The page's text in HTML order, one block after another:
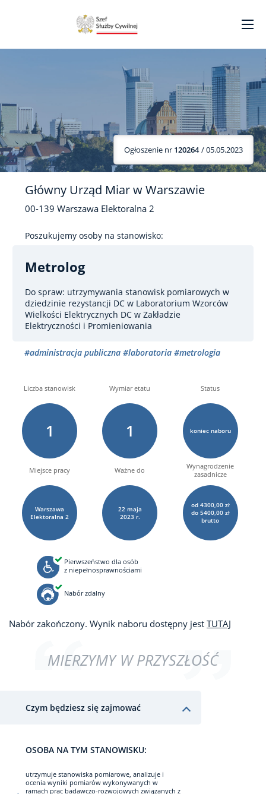
Ogłoszenie nr 120264 / 05.05.2023
Główny Urząd Miar w Warszawie
00-139 Warszawa Elektoralna 2
Poszukujemy osoby na stanowisko:
Metrolog
Do spraw: utrzymywania stanowisk pomiarowych w
dziedzinie rezystancji DC w Laboratorium Wzorców
Wielkości Elektrycznych DC w Zakładzie
Elektryczności i Promieniowania
#administracja publiczna #laboratoria #metrologia
Liczba stanowisk
1
Wymiar etatu
1
Status
koniec naboru
Miejsce pracy
Warszawa
Elektoralna2
Ważne do
22 maja
2023 r.
Wynagrodzenie
zasadnicze
od 4300,00 zł
do 5400,00 zł
brutto
Pierwszeństwo dla osób
z niepełnosprawnościami
Nabór zdalny
Nabór zakończony. Wynik naboru dostępny jest TUTAJ
MIERZYMY W PRZYSZŁOŚĆ
Czym będziesz się zajmować
OSOBA NA TYM STANOWISKU:
utrzymuje stanowiska pomiarowe, analizuje i
ocenia wyniki pomiarów wykonywanych w
ramach prac badawczo-rozwojowych związanych z